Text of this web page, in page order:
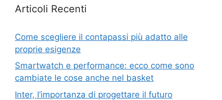
Articoli Recenti
Come scegliere il contapassi più adatto alle
proprie esigenze
Smartwatch e performance: ecco come sono
cambiate le cose anche nel basket
Inter, l’importanza di progettare il futuro